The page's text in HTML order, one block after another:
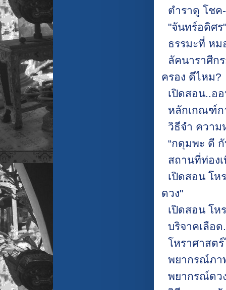
ตำราดู โชค
"จันทร์อดิศร"
ธรรมะที่ หม
ลัคนาราศีก
ครอง ดีไหม?
เปิดสอน..อ
หลักเกณฑ์ก
วิธีจำ ความ
“กดุมพะ ดี
สถานที่ท่อง
เปิดสอน โห
ดวง"
เปิดสอน โห
บริจาคเลือ
โหราศาสต
พยากรณ์ภา
พยากรณ์ดว